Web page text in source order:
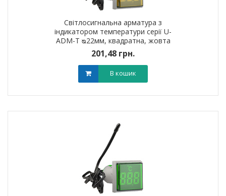
Світлосигнальна арматура з
індикатором температури серії U-
ADM-T ᴓ22мм, квадратна, жовта
201,48 грн.
В кошик